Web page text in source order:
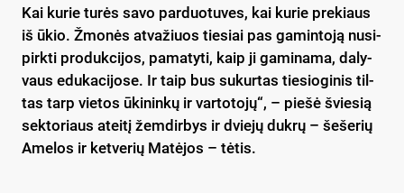
Kai ku­rie tu­rės sa­vo par­duo­tu­ves, kai ku­rie pre­kiaus
iš ūkio. Žmo­nės at­va­žiuos tie­siai pas ga­min­to­ją nu­si­
pirk­ti pro­duk­ci­jos, pa­ma­ty­ti, kaip ji ga­mi­na­ma, da­ly­
vaus edu­ka­ci­jo­se. Ir taip bus su­kur­tas tie­sio­gi­nis til­
tas tarp vie­tos ūki­nin­kų ir var­to­to­jų“, – pie­šė švie­sią
sek­to­riaus atei­tį žem­dir­bys ir dvie­jų duk­rų – še­še­rių
Ame­los ir ket­ve­rių Ma­tė­jos – tė­tis.